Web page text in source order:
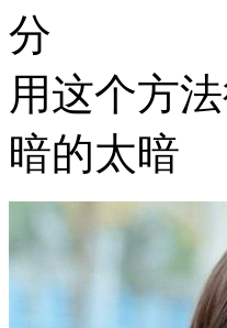
分
用这个方
暗的太暗